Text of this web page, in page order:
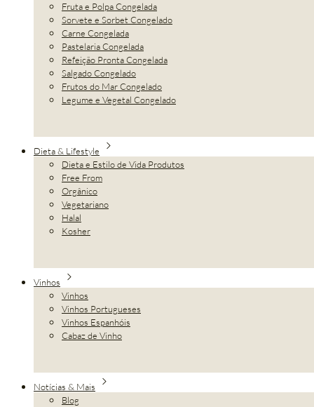
Fruta e Polpa Congelada
Sorvete e Sorbet Congelado
Carne Congelada
Pastelaria Congelada
Refeição Pronta Congelada
Salgado Congelado
Frutos do Mar Congelado
Legume e Vegetal Congelado
Dieta & Lifestyle
Dieta e Estilo de Vida Produtos
Free From
Orgânico
Vegetariano
Halal
Kosher
Vinhos
Vinhos
Vinhos Portugueses
Vinhos Espanhóis
Cabaz de Vinho
Notícias & Mais
Blog